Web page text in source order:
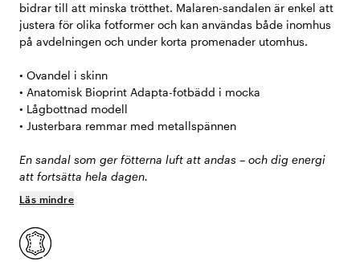
bidrar till att minska trötthet. Malaren-sandalen är enkel att
justera för olika fotformer och kan användas både inomhus
på avdelningen och under korta promenader utomhus.
• Ovandel i skinn
• Anatomisk Bioprint Adapta-fotbädd i mocka
• Lågbottnad modell
• Justerbara remmar med metallspännen
En sandal som ger fötterna luft att andas – och dig energi
att fortsätta hela dagen.
Läs mindre